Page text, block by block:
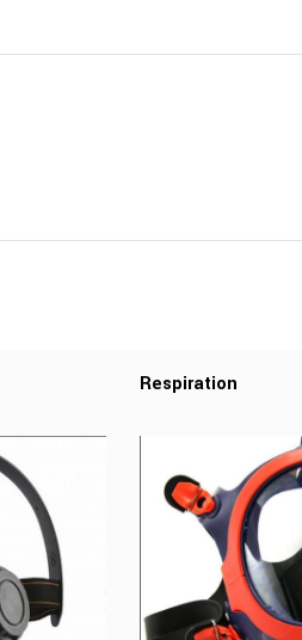
Respiration